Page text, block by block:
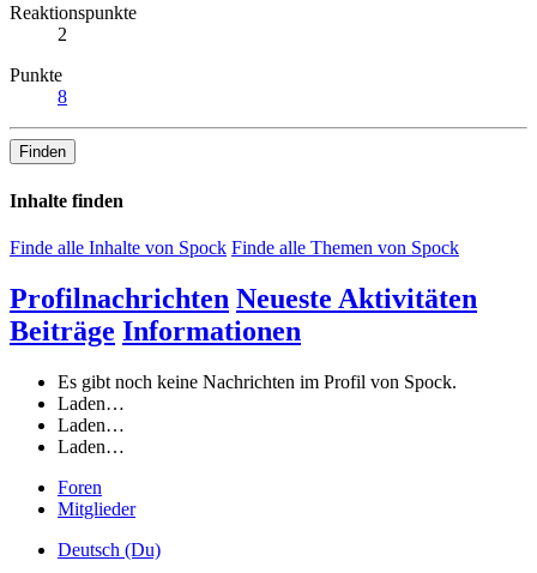
Reaktionspunkte
2
Punkte
8
Finden
Inhalte finden
Finde alle Inhalte von Spock Finde alle Themen von Spock
Profilnachrichten Neueste Aktivitäten
Beiträge Informationen
Es gibt noch keine Nachrichten im Profil von Spock.
Laden…
Laden…
Laden…
Foren
Mitglieder
Deutsch (Du)